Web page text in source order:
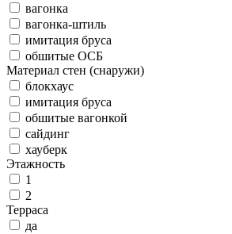
вагонка
вагонка-штиль
имитация бруса
обшитые ОСБ
Материал стен (снаружи)
блокхаус
имитация бруса
обшитые вагонкой
сайдинг
хауберк
Этажность
1
2
Терраса
да